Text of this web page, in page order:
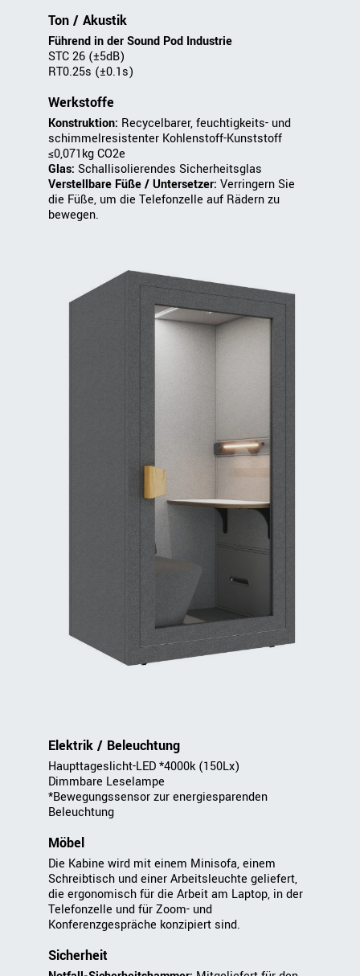
Ton / Akustik
Führend in der Sound Pod Industrie
STC 26 (±5dB)
RT0.25s (±0.1s)
Werkstoffe
Konstruktion: Recycelbarer, feuchtigkeits- und
schimmelresistenter Kohlenstoff-Kunststoff
≤0,071kg CO2e
Glas: Schallisolierendes Sicherheitsglas
Verstellbare Füße / Untersetzer: Verringern Sie
die Füße, um die Telefonzelle auf Rädern zu
bewegen.
Elektrik / Beleuchtung
Haupttageslicht-LED *4000k (150Lx)
Dimmbare Leselampe
*Bewegungssensor zur energiesparenden
Beleuchtung
Möbel
Die Kabine wird mit einem Minisofa, einem
Schreibtisch und einer Arbeitsleuchte geliefert,
die ergonomisch für die Arbeit am Laptop, in der
Telefonzelle und für Zoom- und
Konferenzgespräche konzipiert sind.
Sicherheit